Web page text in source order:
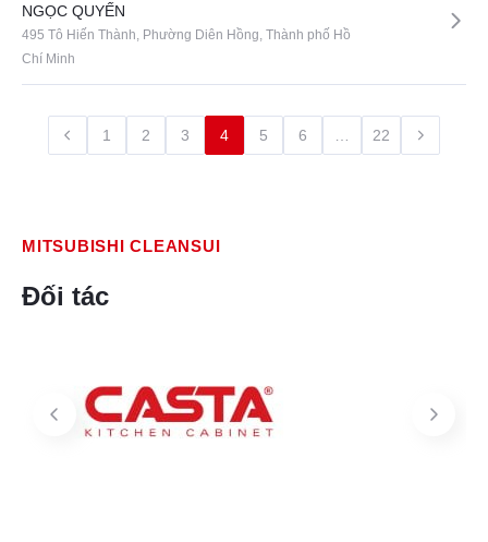
NGỌC QUYẾN
495 Tô Hiến Thành, Phường Diên Hồng, Thành phố Hồ
Chí Minh
1 2 3 4 5 6 22
MITSUBISHI CLEANSUI
Đối tác